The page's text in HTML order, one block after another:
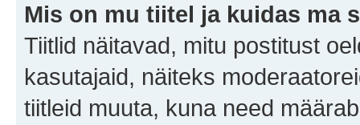
Mis on mu tiitel ja kuidas ma
Tiitlid näitavad, mitu postitust
kasutajaid, näiteks
tiitleid muuta, kuna need